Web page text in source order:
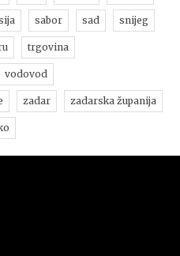
sabor sad snijeg
trgovina
vodovod
zadar zadarska županija